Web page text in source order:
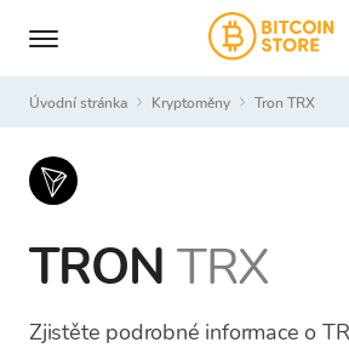
Úvodní stránka Kryptoměny Tron TRX
TRON TRX
Zjistěte podrobné informace o